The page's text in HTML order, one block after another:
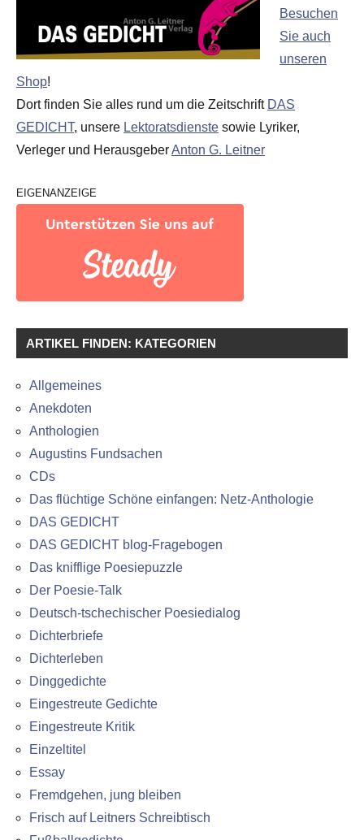
Besuchen
Sie auch
unseren
Shop!
Dort finden Sie alles rund um die Zeitschrift DAS
GEDICHT, unsere Lektoratsdienste sowie Lyriker,
Verleger und HerausgeberAnton G. Leitner
EIGENANZEIGE
ARTIKEL FINDEN: KATEGORIEN
Allgemeines
Anekdoten
Anthologien
Augustins Fundsachen
CDs
Das flüchtige Schöne einfangen: Netz-Anthologie
DAS GEDICHT
DAS GEDICHT blog-Fragebogen
Das knifflige Poesiepuzzle
Der Poesie-Talk
Deutsch-tschechischer Poesiedialog
Dichterbriefe
Dichterleben
Dinggedichte
Eingestreute Gedichte
Eingestreute Kritik
Einzeltitel
Essay
Fremdgehen, jung bleiben
Frisch auf Leitners Schreibtisch